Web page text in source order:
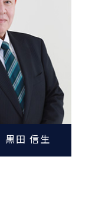
黒田 信生